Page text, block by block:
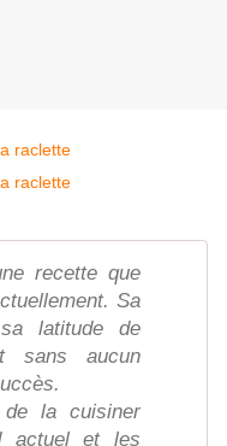
recette que
Sa
latitude de
sans aucun
la cuisiner
actuel et les